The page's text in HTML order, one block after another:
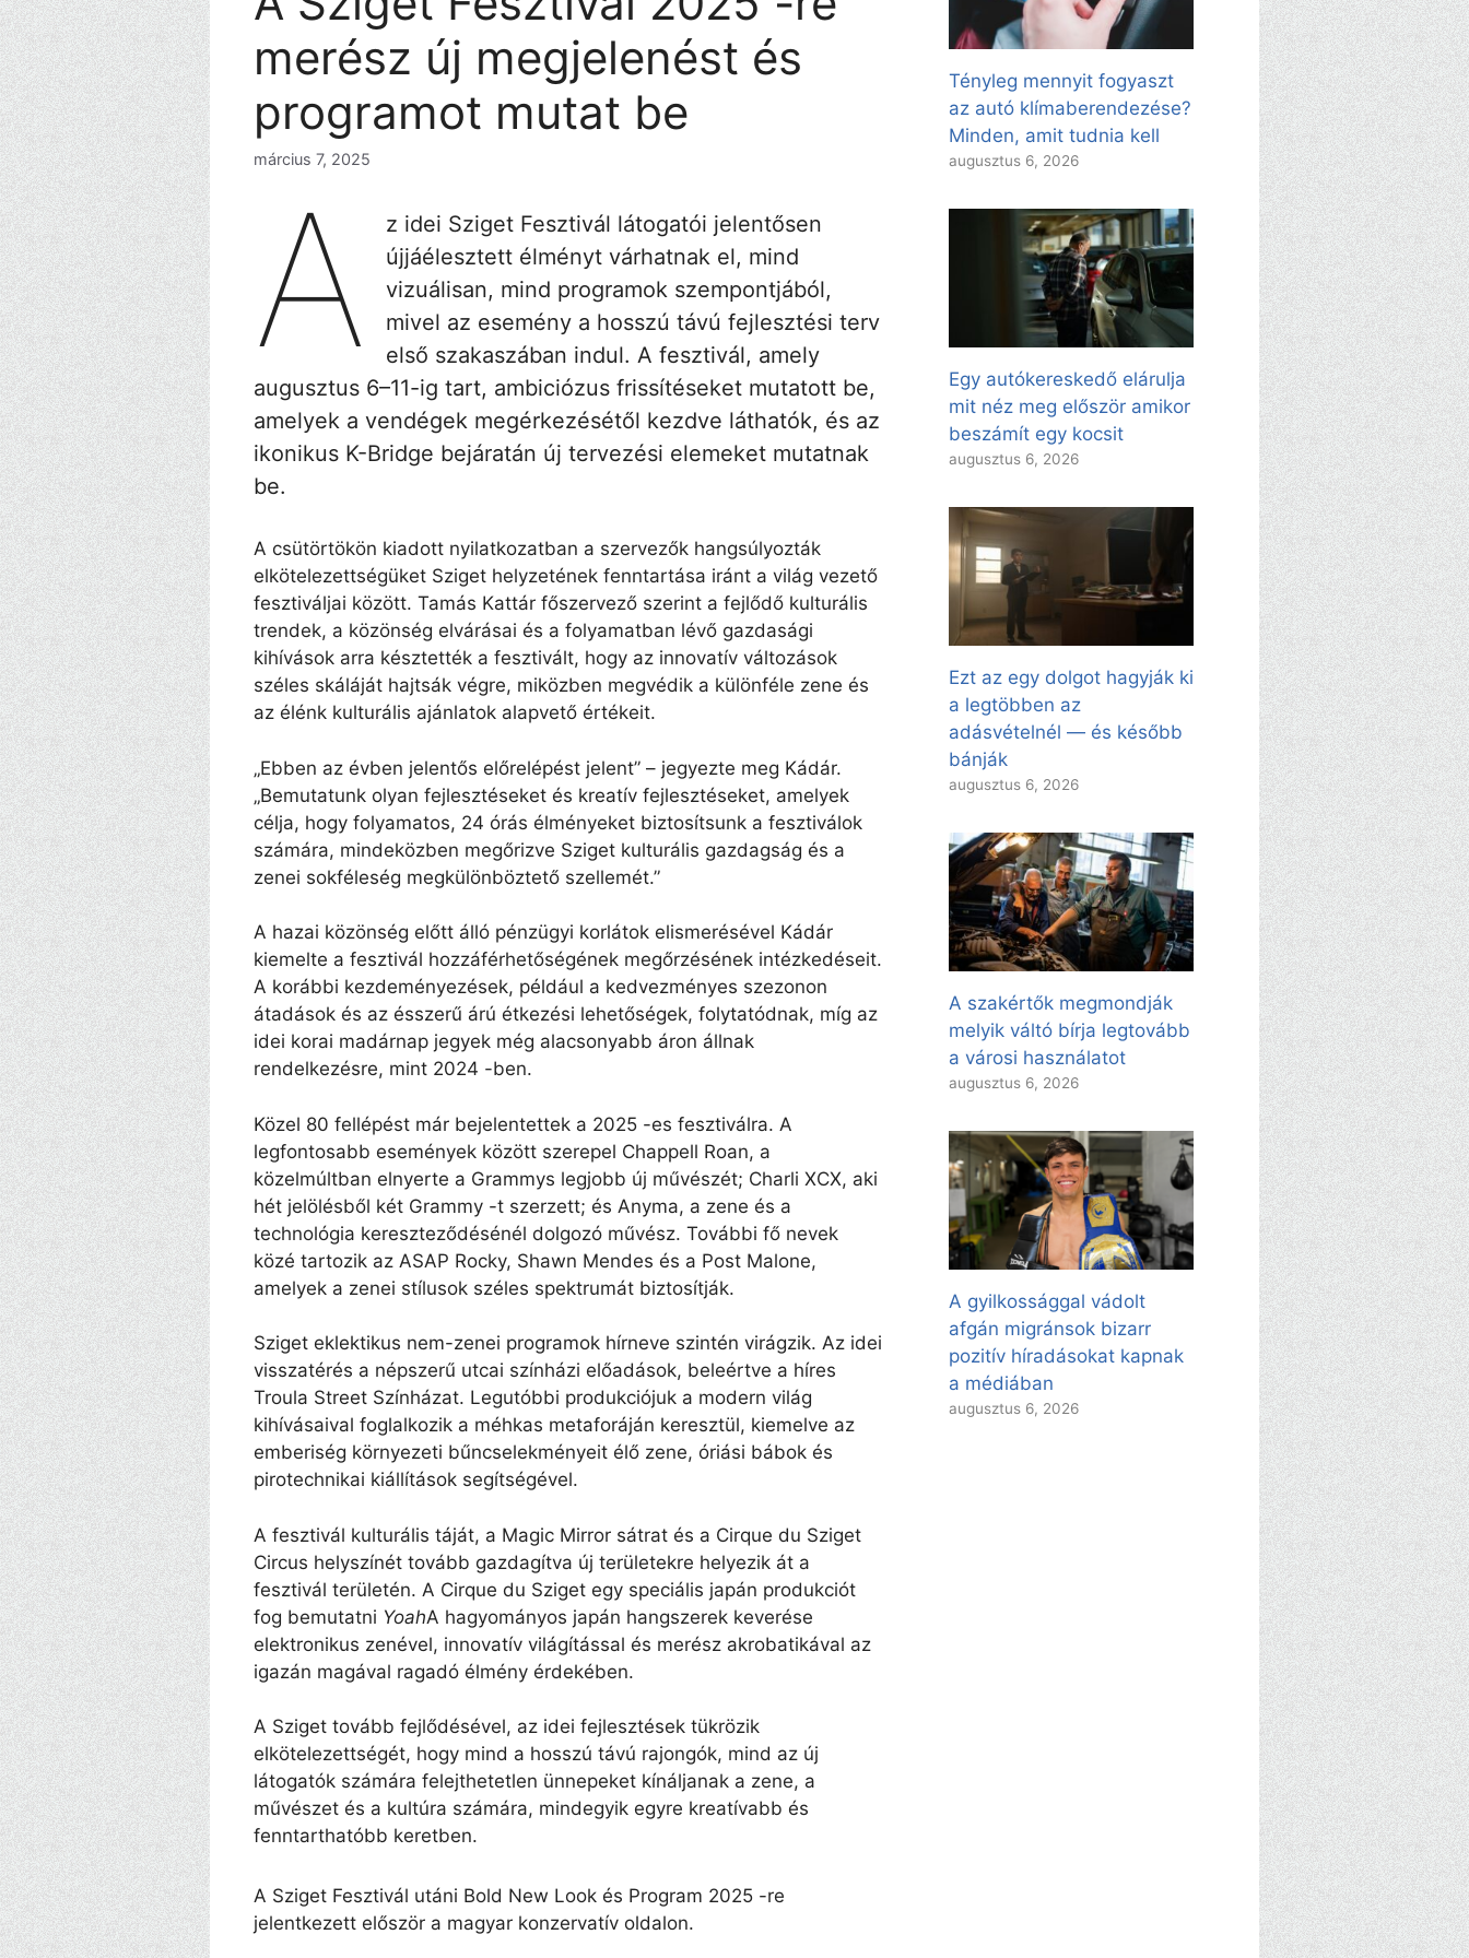
merész új megjelenést és
programot mutat be
március 7, 2025
A
z idei Sziget Fesztivál látogatói jelentősen
újjáélesztett élményt várhatnak el, mind
vizuálisan, mind programok szempontjából,
mivel az esemény a hosszú távú fejlesztési terv
első szakaszában indul. A fesztivál, amely
augusztus 6–11-ig tart, ambiciózus frissítéseket mutatott be,
amelyek a vendégek megérkezésétől kezdve láthatók, és az
ikonikus K-Bridge bejáratán új tervezési elemeket mutatnak
be.
A csütörtökön kiadott nyilatkozatban a szervezők hangsúlyozták
elkötelezettségüket Sziget helyzetének fenntartása iránt a világ vezető
fesztiváljai között. Tamás Kattár főszervező szerint a fejlődő kulturális
trendek, a közönség elvárásai és a folyamatban lévő gazdasági
kihívások arra késztették a fesztivált, hogy az innovatív változások
széles skáláját hajtsák végre, miközben megvédik a különféle zene és
az élénk kulturális ajánlatok alapvető értékeit.
„Ebben az évben jelentős előrelépést jelent” – jegyezte meg Kádár.
„Bemutatunk olyan fejlesztéseket és kreatív fejlesztéseket, amelyek
célja, hogy folyamatos, 24 órás élményeket biztosítsunk a fesztiválok
számára, mindeközben megőrizve Sziget kulturális gazdagság és a
zenei sokféleség megkülönböztető szellemét.”
A hazai közönség előtt álló pénzügyi korlátok elismerésével Kádár
kiemelte a fesztivál hozzáférhetőségének megőrzésének intézkedéseit.
A korábbi kezdeményezések, például a kedvezményes szezonon
átadások és az ésszerű árú étkezési lehetőségek, folytatódnak, míg az
idei korai madárnap jegyek még alacsonyabb áron állnak
rendelkezésre, mint 2024 -ben.
Közel 80 fellépést már bejelentettek a 2025 -es fesztiválra. A
legfontosabb események között szerepel Chappell Roan, a
közelmúltban elnyerte a Grammys legjobb új művészét; Charli XCX, aki
hét jelölésből két Grammy -t szerzett; és Anyma, a zene és a
technológia kereszteződésénél dolgozó művész. További fő nevek
közé tartozik az ASAP Rocky, Shawn Mendes és a Post Malone,
amelyek a zenei stílusok széles spektrumát biztosítják.
Sziget eklektikus nem-zenei programok hírneve szintén virágzik. Az idei
visszatérés a népszerű utcai színházi előadások, beleértve a híres
Troula Street Színházat. Legutóbbi produkciójuk a modern világ
kihívásaival foglalkozik a méhkas metaforáján keresztül, kiemelve az
emberiség környezeti bűncselekményeit élő zene, óriási bábok és
pirotechnikai kiállítások segítségével.
A fesztivál kulturális táját, a Magic Mirror sátrat és a Cirque du Sziget
Circus helyszínét tovább gazdagítva új területekre helyezik át a
fesztivál területén. A Cirque du Sziget egy speciális japán produkciót
fog bemutatni YoahA hagyományos japán hangszerek keverése
elektronikus zenével, innovatív világítással és merész akrobatikával az
igazán magával ragadó élmény érdekében.
A Sziget tovább fejlődésével, az idei fejlesztések tükrözik
elkötelezettségét, hogy mind a hosszú távú rajongók, mind az új
látogatók számára felejthetetlen ünnepeket kínáljanak a zene, a
művészet és a kultúra számára, mindegyik egyre kreatívabb és
fenntarthatóbb keretben.
A Sziget Fesztivál utáni Bold New Look és Program 2025 -re
jelentkezett először a magyar konzervatív oldalon.
Tényleg mennyit fogyaszt
az autó klímaberendezése?
Minden, amit tudnia kell
augusztus 6, 2026
Egy autókereskedő elárulja
mit néz meg először amikor
beszámít egy kocsit
augusztus 6, 2026
Ezt az egy dolgot hagyják ki
a legtöbben az
adásvételnél — és később
bánják
augusztus 6, 2026
A szakértők megmondják
melyik váltó bírja legtovább
a városi használatot
augusztus 6, 2026
A gyilkossággal vádolt
afgán migránsok bizarr
pozitív híradásokat kapnak
a médiában
augusztus 6, 2026